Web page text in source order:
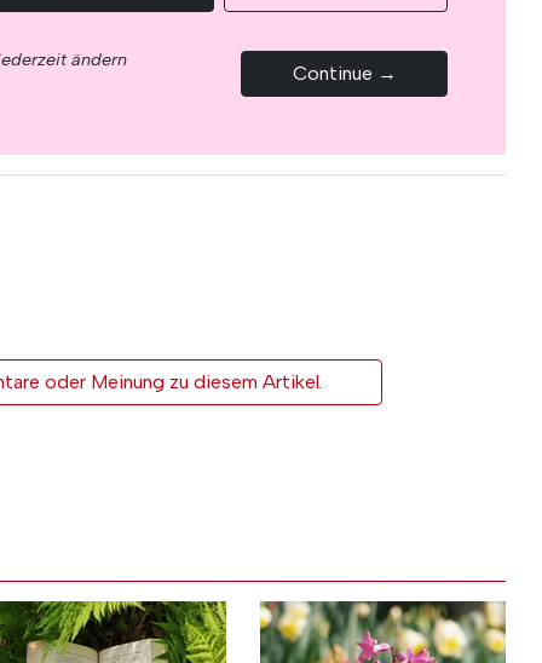
ändern
Continue →
oder Meinung zu diesem Artikel.